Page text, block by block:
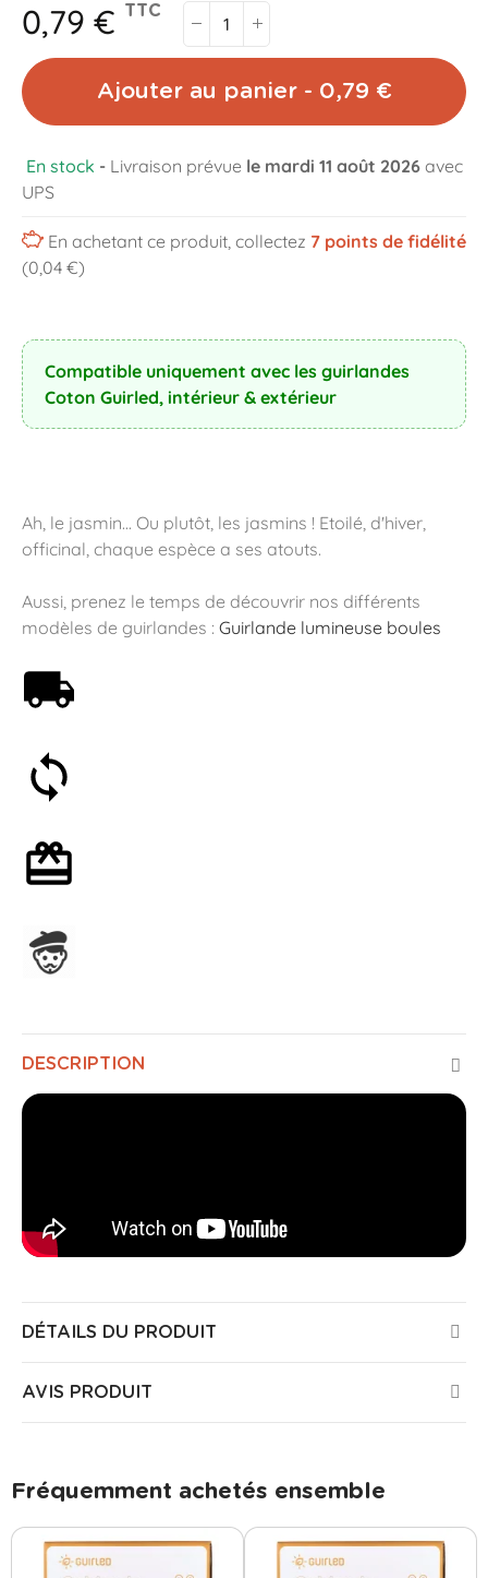
0,79 € TTC
Ajouter au panier - 0,79 €
En stock - Livraison prévue le mardi 11 août 2026 avec
UPS
En achetant ce produit, collectez 7points de fidélité
(0,04 €)
Compatible uniquement avec les guirlandes
Coton Guirled, intérieur & extérieur
Ah, le jasmin... Ou plutôt, les jasmins ! Etoilé, d'hiver,
officinal, chaque espèce a ses atouts.
Aussi, prenez le temps de découvrir nos différents
modèles de guirlandes : Guirlande lumineuse boules
DESCRIPTION
DÉTAILS DU PRODUIT
AVIS PRODUIT
Fréquemment achetés ensemble